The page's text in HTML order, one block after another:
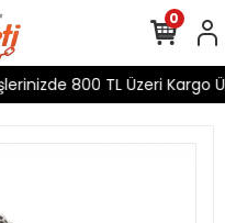
800 TL Üzeri Kargo
0